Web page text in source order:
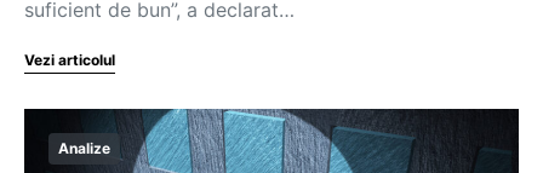
suficient de bun”, a declarat…
Vezi articolul
Analize